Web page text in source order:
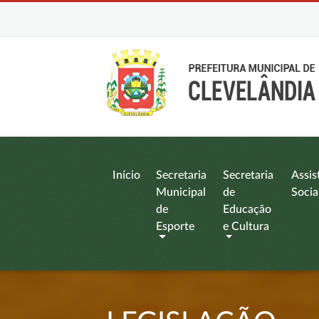
Início
Secretaria
Municipal
de
Esporte
Secretaria
de
Educação
e Cultura